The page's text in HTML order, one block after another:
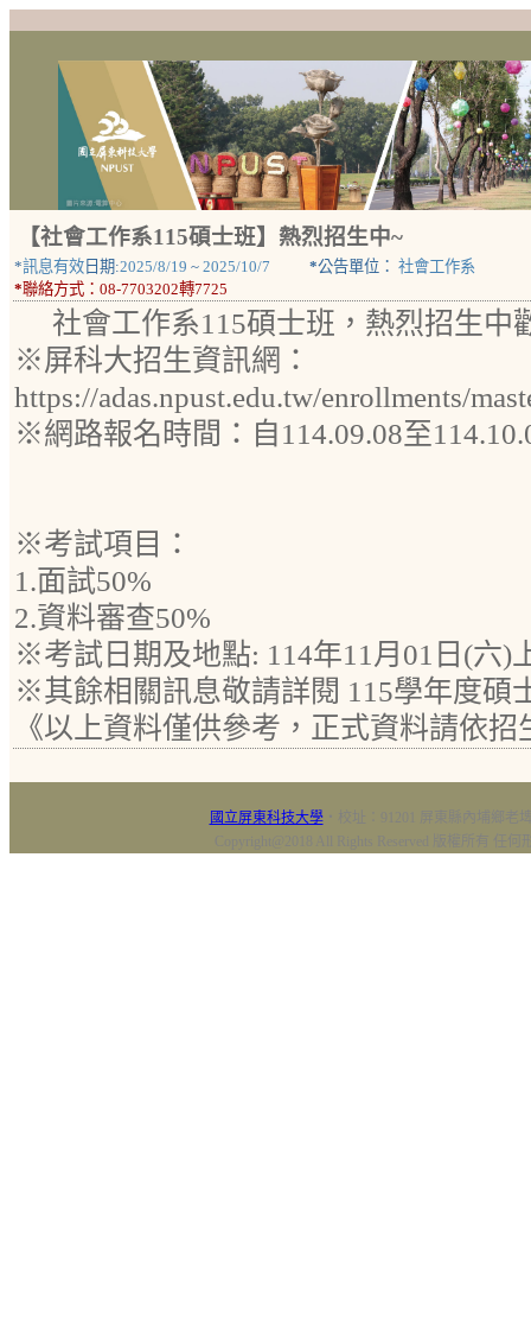
【社會工作系115碩士班】熱烈招生中~
*訊息有效 日期:2025/8/19 ~ 2025/10/7 *公告單位： 社會工作系
*聯絡方式： 08-7703202轉7725
社會工作系115碩士班，熱烈招生中
※屏科大招生資訊網：
https://adas.npust.edu.tw/enrollments/
※網路報名時間：自114.09.08至
※考試項目：
1.面試50%
2.資料審查50%
※考試日期及地點: 114年11月01日(六)
※其餘相關訊息敬請詳閱 115學年度碩
《以上資料僅供參考，正式資料請依
國立屏東科技大學‧校址：91201 屏東縣內埔鄉老